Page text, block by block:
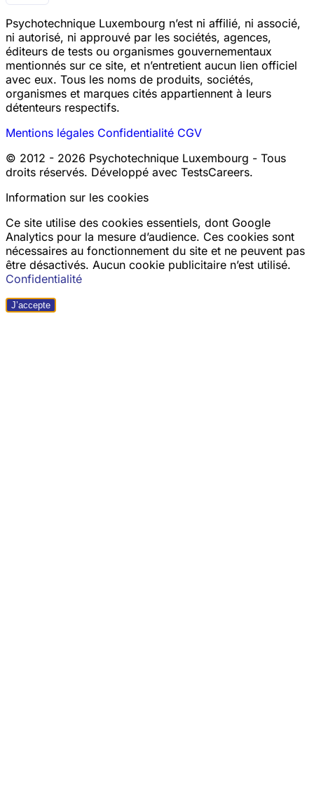
Psychotechnique Luxembourg n’est ni affilié, ni associé,
ni autorisé, ni approuvé par les sociétés, agences,
éditeurs de tests ou organismes gouvernementaux
mentionnés sur ce site, et n’entretient aucun lien officiel
avec eux. Tous les noms de produits, sociétés,
organismes et marques cités appartiennent à leurs
détenteurs respectifs.
Mentions légales Confidentialité CGV
© 2012 - 2026 Psychotechnique Luxembourg - Tous
droits réservés. Développé avec TestsCareers.
Information sur les cookies
Ce site utilise des cookies essentiels, dont Google
Analytics pour la mesure d’audience. Ces cookies sont
nécessaires au fonctionnement du site et ne peuvent pas
être désactivés. Aucun cookie publicitaire n’est utilisé.
Confidentialité
J’accepte